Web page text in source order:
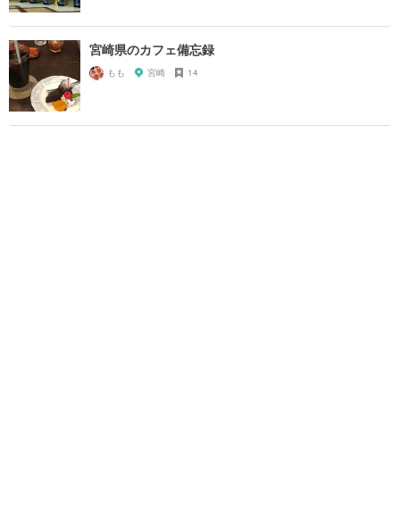
宮崎県のカフェ備忘録
もも 宮崎 14